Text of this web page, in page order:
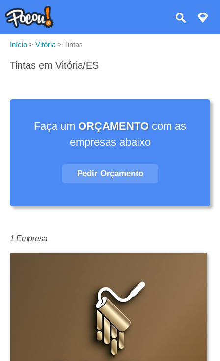
Início > Vitória > Tintas
Tintas em Vitória/ES
Faça um ORÇAMENTOcom as
empresas abaixo
Pedir Orçamento
1 Empresa